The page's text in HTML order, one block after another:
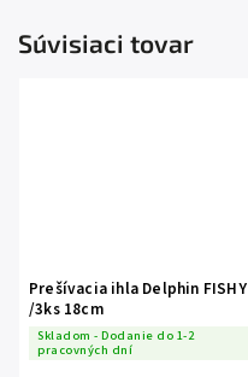
Súvisiaci tovar
Prešívacia ihla Delphin FISHY
/3ks 18cm
Skladom - Dodanie do 1-2
pracovných dní